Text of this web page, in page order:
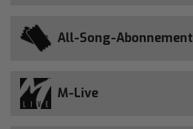
All-Song-Abonnement
M-Live